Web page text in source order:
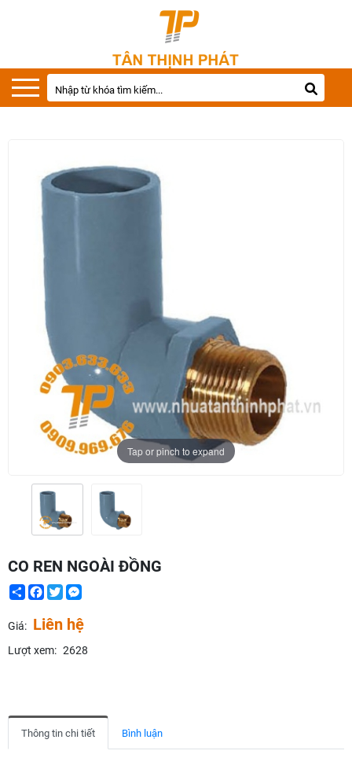
Tap or pinch to expand
CO REN NGOÀI ĐỒNG
ShareFacebook
Twitter
Giá: Liên hệ
Lượt xem: 2628
Thông tin chi tiết Bình luận